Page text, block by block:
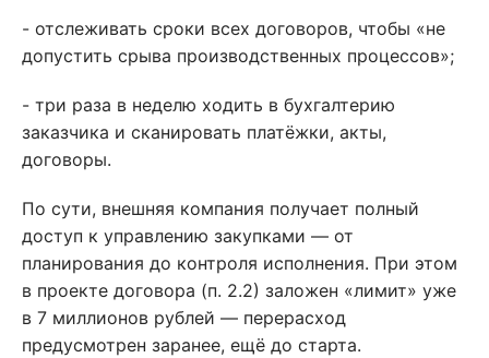
- отслеживать сроки всех договоров, чтобы «не
допустить срыва производственных процессов»;
- три раза в неделю ходить в бухгалтерию
заказчика и сканировать платёжки, акты,
договоры.
По сути, внешняя компания получает полный
доступ к управлению закупками — от
планирования до контроля исполнения. При этом
в проекте договора (п. 2.2) заложен «лимит» уже
в 7 миллионов рублей — перерасход
предусмотрен заранее, ещё до старта.